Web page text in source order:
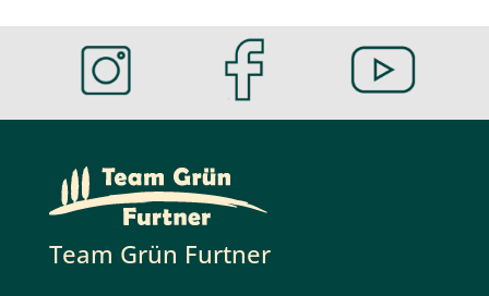
Team Grün Furtner